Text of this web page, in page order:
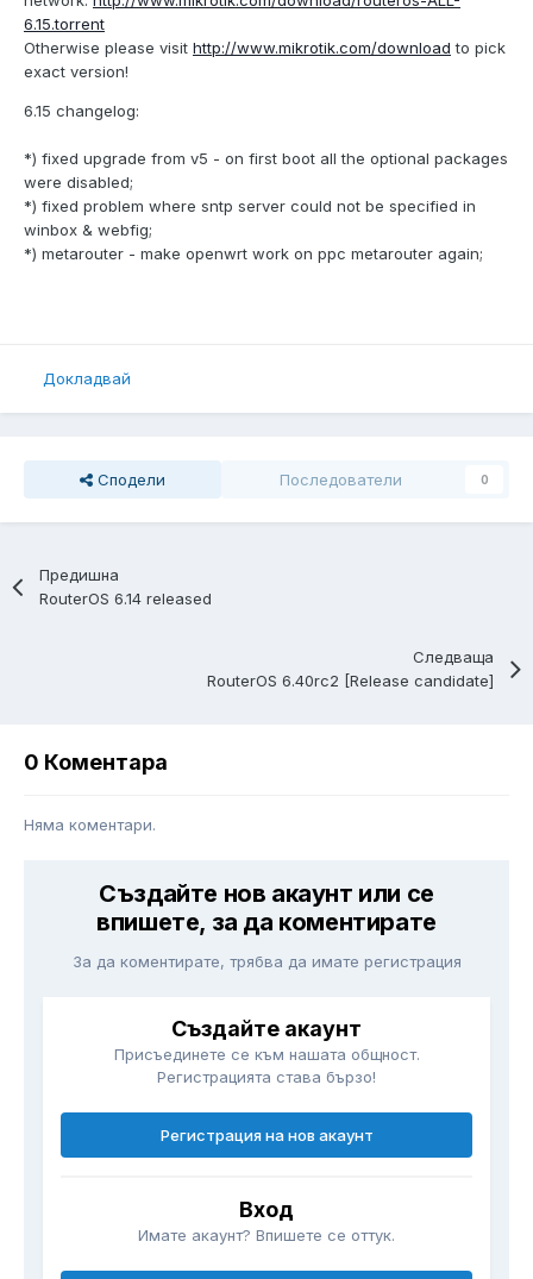
6.15.torrent
Otherwise please visit http://www.mikrotik.com/download to pick
exact version!
6.15 changelog:
*) fixed upgrade from v5 - on first boot all the optional packages
were disabled;
*) fixed problem where sntp server could not be specified in
winbox & webfig;
*) metarouter - make openwrt work on ppc metarouter again;
Докладвай
Сподели Последователи 0
Предишна
RouterOS 6.14 released
Следваща
RouterOS 6.40rc2 [Release candidate]
0 Коментара
Няма коментари.
Създайте нов акаунт или се
впишете, за да коментирате
За да коментирате, трябва да имате регистрация
Създайте акаунт
Присъединете се към нашата общност.
Регистрацията става бързо!
Регистрация на нов акаунт
Вход
Имате акаунт? Впишете се оттук.